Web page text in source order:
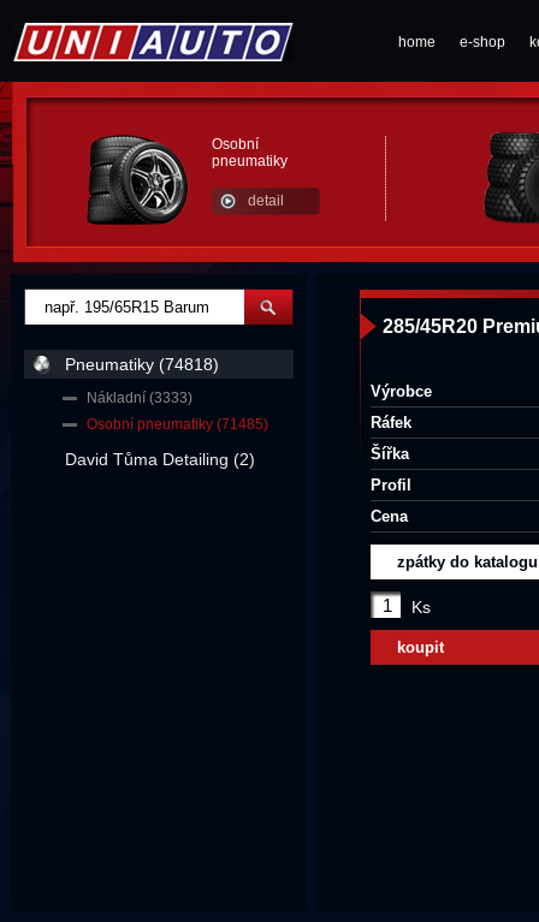
home e-shop
Osobní
pneumatiky
detail
285/45R20
Výrobce
Ráfek
Šířka
Profil
Cena
zpátky do katalogu
Ks
koupit
Pneumatiky (74818)
Nákladní (3333)
Osobní pneumatiky (71485)
David Tůma Detailing (2)